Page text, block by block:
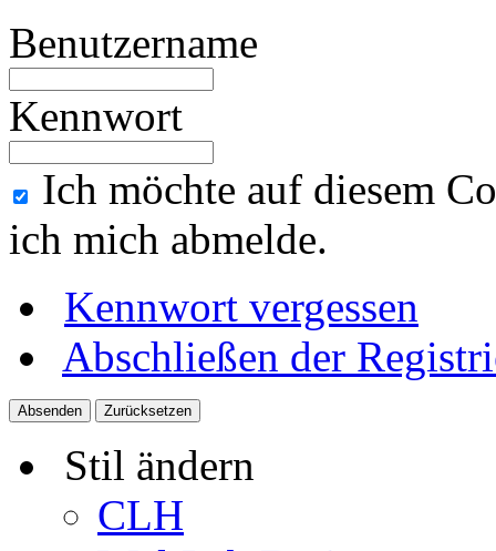
Benutzername
Kennwort
Ich möchte auf diesem
ich mich abmelde.
Kennwort vergessen
Abschließen der
Stil ändern
CLH